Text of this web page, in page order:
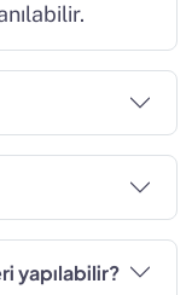
yapılabilir?